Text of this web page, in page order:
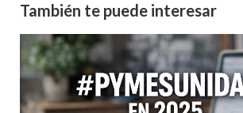
También te puede interesar